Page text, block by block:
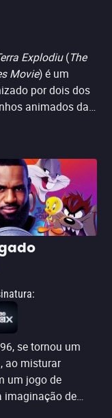
Explodiu(The
Movie) é um
por dois dos
animados da
unir forças para
alienígena.
Tunes,
na era da
e misturas de
por uma
maluco dos
animação por
já que
em live
:
se tornou um
ao misturar
um jogo de
imaginação de
memória afetiva